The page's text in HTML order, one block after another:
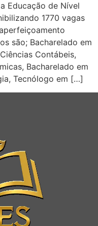
Educação de Nível
1770 vagas
são; Bacharelado em
Contábeis,
Bacharelado em
Tecnólogo em […]